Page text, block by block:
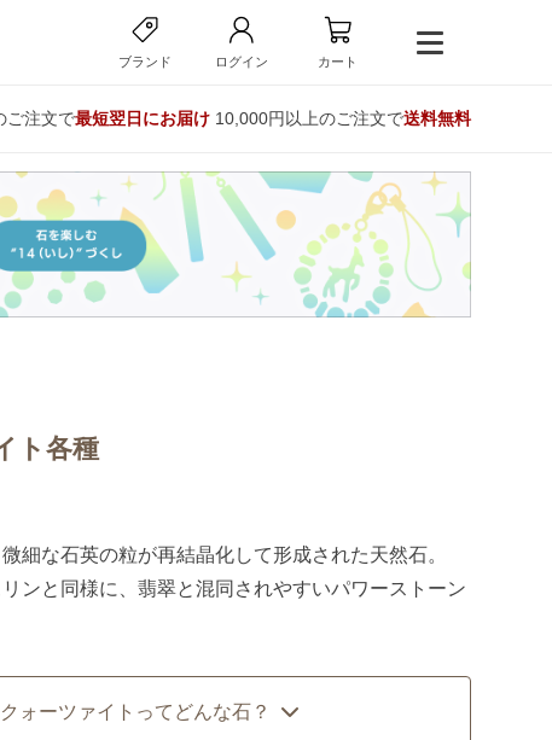
ブランド ログイン カート
ご注文で最短翌日にお届け10,000円以上のご注文で送料無料
ト各種
細な石英の粒が再結晶化して形成された天然石。
ンと同様に、翡翠と混同されやすいパワーストーン
クォーツァイトってどんな石？